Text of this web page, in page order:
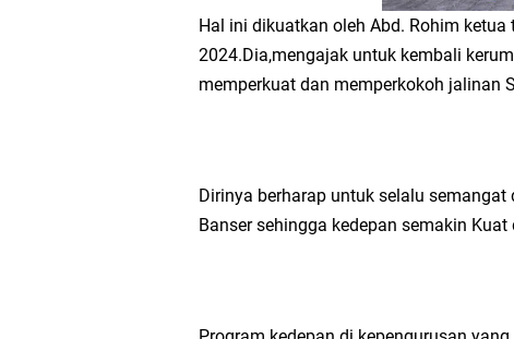
Hal ini dikuatkan oleh Abd. Rohim
2024.Dia,mengajak untuk kembali
memperkuat dan memperkokoh jalinan
Dirinya berharap untuk selalu
Banser sehingga kedepan semakin Kuat